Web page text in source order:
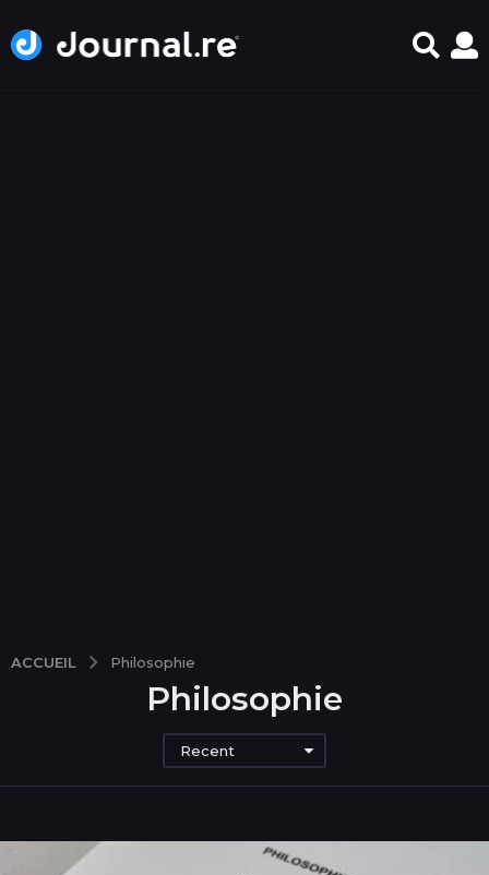
ACCUEIL Philosophie
Philosophie
Recent